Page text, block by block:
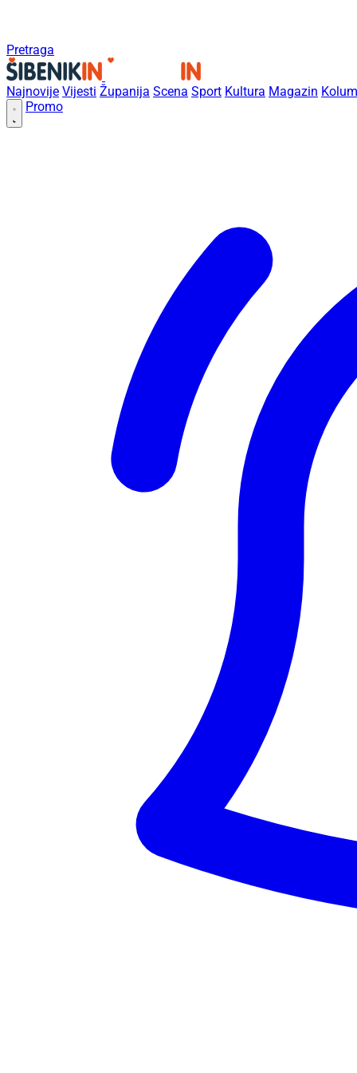
Pretraga
Najnovije Vijesti Županija Scena Sport Kultura Magazin
Promo